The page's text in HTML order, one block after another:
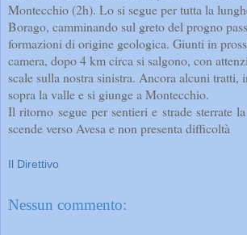
Montecchio (2h). Lo si segue per tutta la
Borago, camminando sul greto del progno
formazioni di origine geologica. Giunti in
camera, dopo 4 km circa si salgono, con
scale sulla nostra sinistra. Ancora alcuni tratti,
sopra la valle e si giunge a Montecchio.
Il ritorno segue per sentieri e strade sterrate
scende verso Avesa e non presenta difficoltà
Il Direttivo
Nessun commento: